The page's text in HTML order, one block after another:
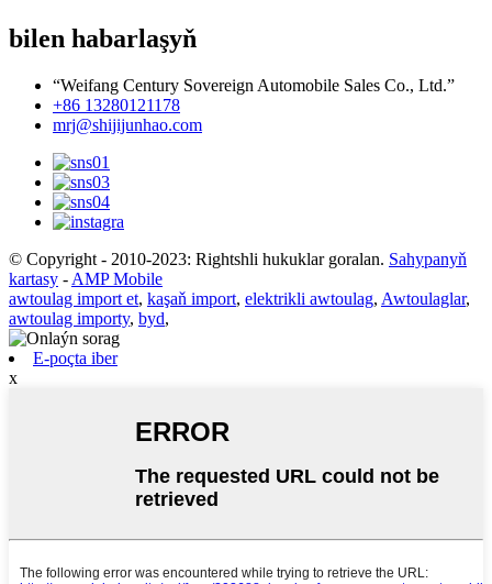
bilen habarlaşyň
“Weifang Century Sovereign Automobile Sales Co., Ltd.”
+86 13280121178
mrj@shijijunhao.com
© Copyright - 2010-2023: Rightshli hukuklar goralan. Sahypanyň
kartasy - AMP Mobile
awtoulag import et, kaşaň import, elektrikli awtoulag, Awtoulaglar,
awtoulag importy, byd,
E-poçta iber
x